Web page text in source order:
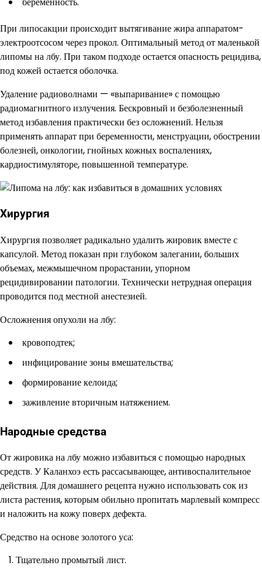
При липосакции происходит вытягивание жира аппаратом-
электроотсосом через прокол. Оптимальный метод от маленькой
липомы на лбу. При таком подходе остается опасность рецидива,
под кожей остается оболочка.
Удаление радиоволнами — «выпаривание» с помощью
радиомагнитного излучения. Бескровный и безболезненный
метод избавления практически без осложнений. Нельзя
применять аппарат при беременности, менструации, обострении
болезней, онкологии, гнойных кожных воспалениях,
кардиостимуляторе, повышенной температуре.
Хирургия
Хирургия позволяет радикально удалить жировик вместе с
капсулой. Метод показан при глубоком залегании, больших
объемах, межмышечном прорастании, упорном
рецидивировании патологии. Технически нетрудная операция
проводится под местной анестезией.
Осложнения опухоли на лбу:
кровоподтек;
инфицирование зоны вмешательства;
формирование келоида;
заживление вторичным натяжением.
Народные средства
От жировика на лбу можно избавиться с помощью народных
средств. У Каланхоэ есть рассасывающее, антивоспалительное
действия. Для домашнего рецепта нужно использовать сок из
листа растения, которым обильно пропитать марлевый компресс
и наложить на кожу поверх дефекта.
Средство на основе золотого уса:
Тщательно промытый лист.